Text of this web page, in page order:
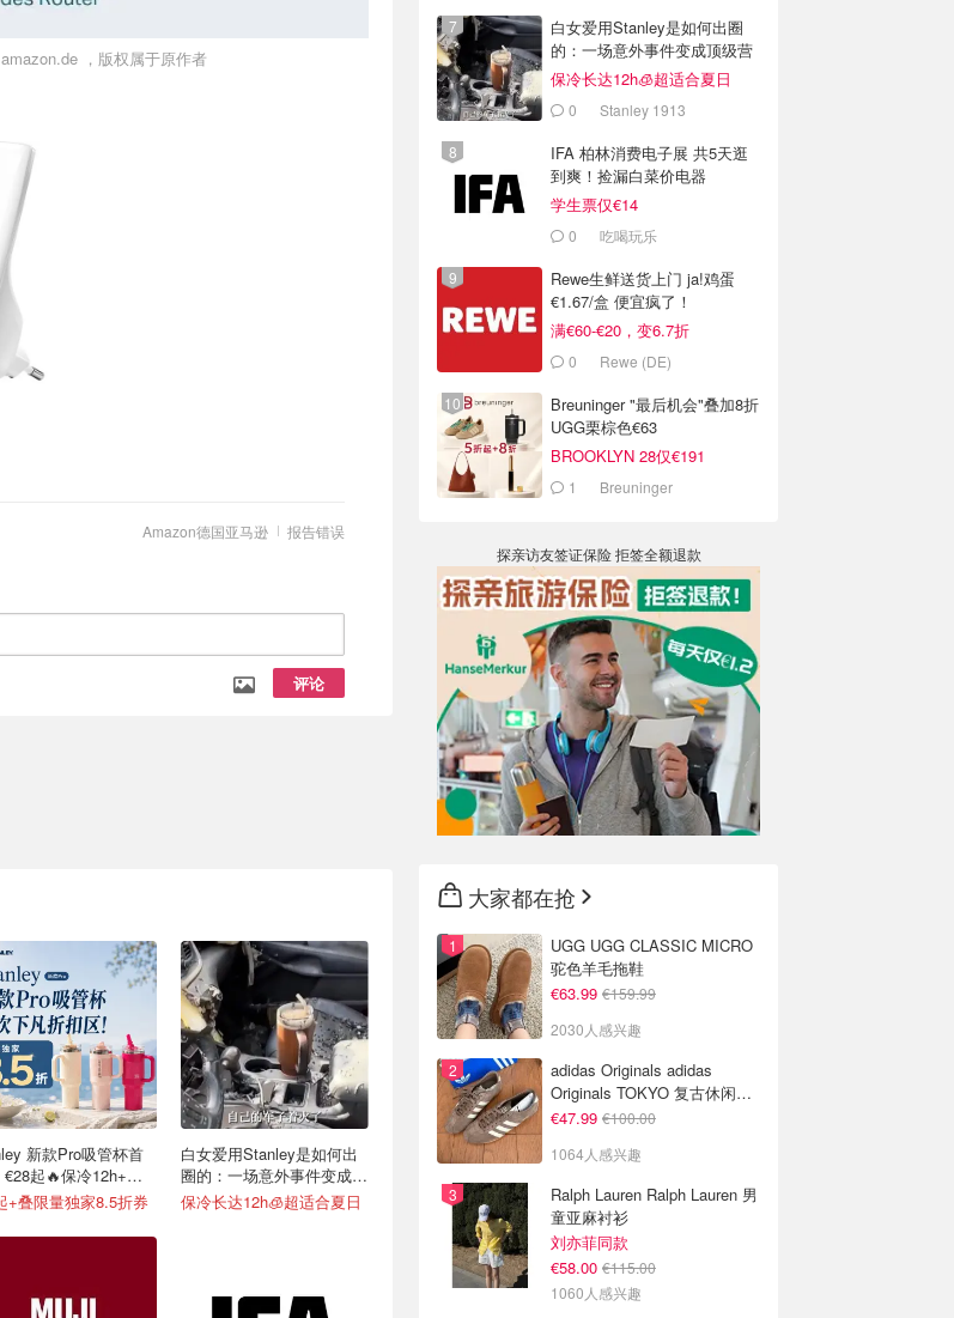
，版权属于原作者
报告错误
Amazon德国亚马逊
评论
新款Pro吸管杯首
起🔥保冷12h+，
漏水
+叠限量独家8.5折券
白女爱用Stanley是如何出
圈的：一场意外事件变成顶
级营销案例
保冷长达12h🧊超适合夏日
白女爱用Stanley是如何出圈
的：一场意外事件变成顶级营
销案例
保冷长达12h🧊超适合夏日
0 Stanley 1913
IFA 柏林消费电子展 共5天逛
到爽！捡漏白菜价电器
学生票仅€14
0 吃喝玩乐
Rewe生鲜送货上门 ja!鸡蛋
€1.67/盒 便宜疯了！
满€60-€20，变6.7折
0 Rewe (DE)
Breuninger "最后机会"叠加8折
UGG栗棕色€63
BROOKLYN 28仅€191
1 Breuninger
探亲访友签证保险 拒签全额退款
大家都在抢
UGG UGG CLASSIC MICRO
驼色羊毛拖鞋
€63.99 €159.99
2030人感兴趣
adidas Originals adidas
Originals TOKYO 复古休闲鞋
深棕色
€47.99 €100.00
1064人感兴趣
Ralph Lauren Ralph Lauren 男
童亚麻衬衫
刘亦菲同款
€58.00 €115.00
1060人感兴趣